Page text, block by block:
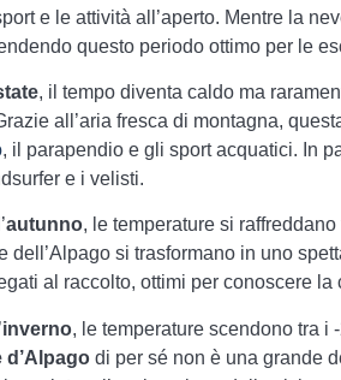
e le attività all’aperto. Mentre la
questo periodo ottimo per le
, il tempo diventa caldo ma
all’aria fresca di montagna,
, il parapendio e gli sport acquatici. In
e i velisti.
autunno, le temperature si
dell’Alpago si trasformano in uno
al raccolto, ottimi per conoscere
inverno, le temperature scendono tra i
d’Alpagodi per sé non è una grande